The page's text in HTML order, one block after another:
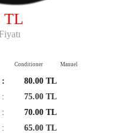
TL
Conditioner Manuel
:
80.00 TL
:
75.00 TL
:
70.00 TL
:
65.00 TL